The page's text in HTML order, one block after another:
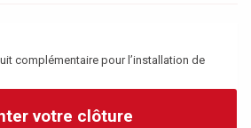
o
o
k
t
complémentaire pour l’installation de
votre clôture